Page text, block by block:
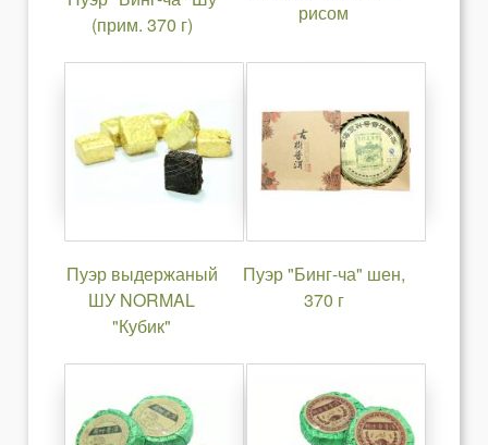
(прим. 370 г)
рисом
Пуэр выдержаный
ШУ NORMAL
"Кубик"
Пуэр "Бинг-ча" шен,
370 г